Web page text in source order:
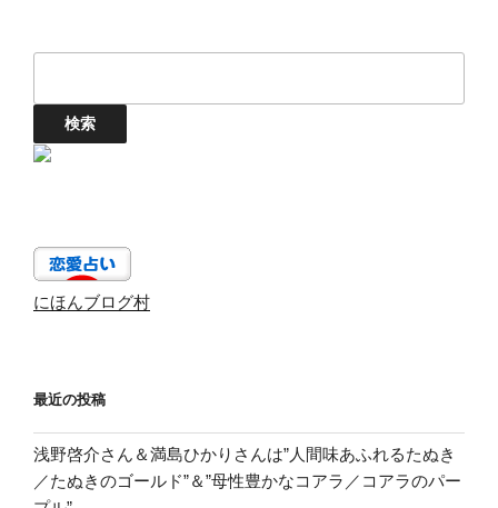
にほんブログ村
最近の投稿
浅野啓介さん＆満島ひかりさんは”人間味あふれるたぬき
／たぬきのゴールド”＆”母性豊かなコアラ／コアラのパー